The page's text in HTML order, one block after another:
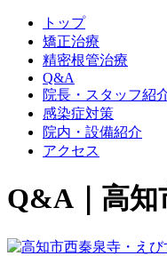
トップ
矯正治療
精密根管治療
Q&A
院長・スタッフ紹
感染症対策
院内・設備紹介
アクセス
Q&A｜高知